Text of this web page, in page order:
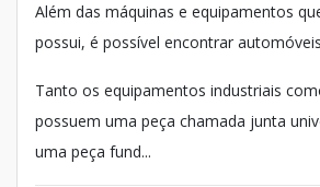
Além das máquinas e equipamentos
possui, é possível encontrar
Tanto os equipamentos industriais
possuem uma peça chamada junta
uma peça fund...